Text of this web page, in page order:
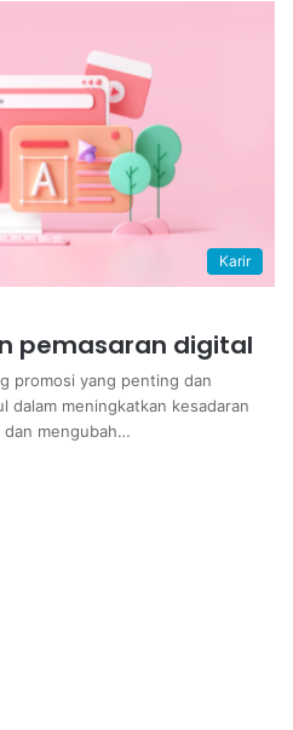
Karir
pemasaran digital
promosi yang penting dan
dalam meningkatkan kesadaran
dan mengubah…